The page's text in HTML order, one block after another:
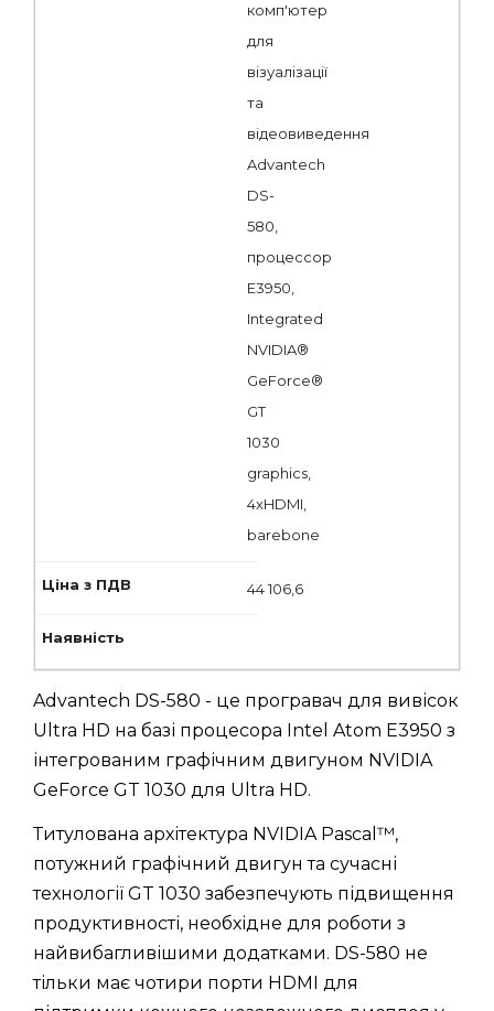
комп'ютер
для
візуалізації
та
відеовиведення
Advantech
DS-
580,
процессор
E3950,
Integrated
NVIDIA®
GeForce®
GT
1030
graphics,
4xHDMI,
barebone
44 106,6
Advantech DS-580 - це програвач для вивісок
Ultra HD на базі процесора Intel Atom E3950 з
інтегрованим графічним двигуном NVIDIA
GeForce GT 1030 для Ultra HD.
Титулована архітектура NVIDIA Pascal™,
потужний графічний двигун та сучасні
технології GT 1030 забезпечують підвищення
продуктивності, необхідне для роботи з
найвибагливішими додатками. DS-580 не
тільки має чотири порти HDMI для